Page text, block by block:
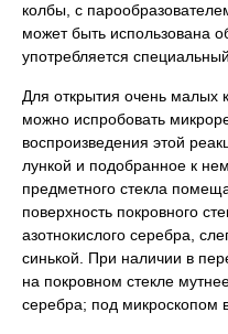
колбы, с
может быть использована
употребляется
Для открытия очень малых
можно испробовать
воспроизведения этой
лункой и подобранное к
предметного стекла
поверхность покровного
азотнокислого серебра,
синькой. При наличии в
на покровном стекле
серебра; под микроскопом